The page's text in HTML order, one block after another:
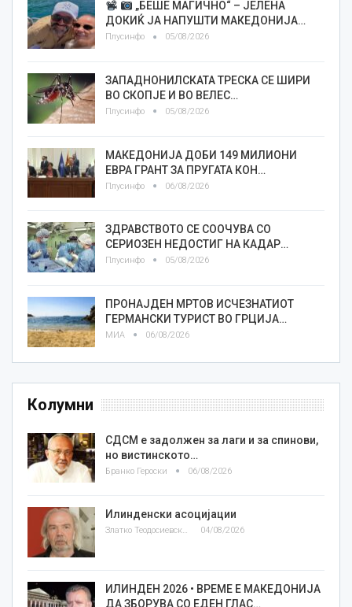
„БЕШЕ МАГИЧНО“ – ЈЕЛЕНА
ДОКИЌ ЈА НАПУШТИ МАКЕДОНИЈА…
Плусинфо 05/08/2026
ЗАПАДНОНИЛСКАТА ТРЕСКА СЕ ШИРИ
ВО СКОПЈЕ И ВО ВЕЛЕС…
Плусинфо 05/08/2026
МАКЕДОНИЈА ДОБИ 149 МИЛИОНИ
ЕВРА ГРАНТ ЗА ПРУГАТА КОН…
Плусинфо 06/08/2026
ЗДРАВСТВОТО СЕ СООЧУВА СО
СЕРИОЗЕН НЕДОСТИГ НА КАДАР…
Плусинфо 05/08/2026
ПРОНАЈДЕН МРТОВ ИСЧЕЗНАТИОТ
ГЕРМАНСКИ ТУРИСТ ВО ГРЦИЈА…
МИА 06/08/2026
Колумни
СДСМ е задолжен за лаги и за спинови,
но вистинското…
Бранко Героски 06/08/2026
Илинденски асоцијации
Златко Теодосиевски 04/08/2026
ИЛИНДЕН 2026 • ВРЕМЕ Е МАКЕДОНИЈА
ДА ЗБОРУВА СО ЕДЕН ГЛАС…